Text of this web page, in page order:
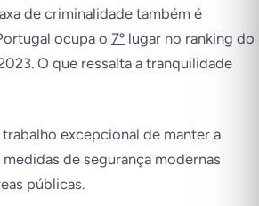
de criminalidade também é
ocupa o 7º lugar no ranking do
O que ressalta a tranquilidade
excepcional de manter a
medidas de segurança modernas
públicas.